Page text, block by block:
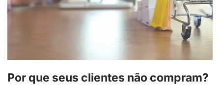
Por que seus clientes não compram?